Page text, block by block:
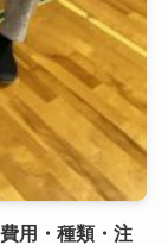
用・種類・注